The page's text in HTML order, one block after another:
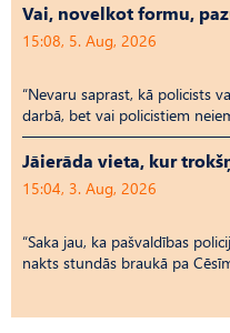
Vai, novelkot formu,
15:08, 5. Aug, 2026
“Nevaru saprast, kā policists
darbā, bet vai policistiem
Jāierāda vieta, kur
15:04, 3. Aug, 2026
“Saka jau, ka pašvaldības
nakts stundās braukā pa